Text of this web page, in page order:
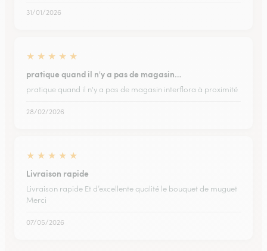
31/01/2026
★ ★ ★ ★ ★
pratique quand il n'y a pas de magasin…
pratique quand il n'y a pas de magasin interflora à proximité
28/02/2026
★ ★ ★ ★ ★
Livraison rapide
Livraison rapide Et d’excellente qualité le bouquet de muguet
Merci
07/05/2026